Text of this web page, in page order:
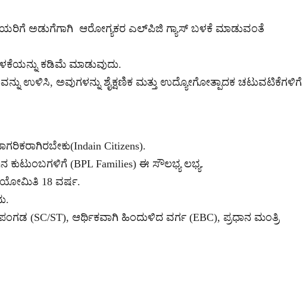
ಅಡುಗೆಗಾಗಿ ಆರೋಗ್ಯಕರ ಎಲ್‌ಪಿಜಿ ಗ್ಯಾಸ್ ಬಳಕೆ ಮಾಡುವಂತೆ
ಕಡಿಮೆ ಮಾಡುವುದು.
ಉಳಿಸಿ, ಅವುಗಳನ್ನು ಶೈಕ್ಷಣಿಕ ಮತ್ತು ಉದ್ಯೋಗೋತ್ಪಾದಕ ಚಟುವಟಿಕೆಗಳಿಗೆ
Citizens).
(BPL Families) ಈ ಸೌಲಭ್ಯ ಲಭ್ಯ.
18 ವರ್ಷ.
(SC/ST), ಆರ್ಥಿಕವಾಗಿ ಹಿಂದುಳಿದ ವರ್ಗ (EBC), ಪ್ರಧಾನ ಮಂತ್ರಿ